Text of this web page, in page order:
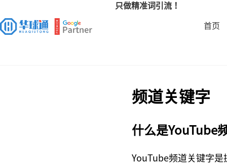
只做精准词引流！
首页
频道关键字
什么是YouTube
YouTube频道关键字